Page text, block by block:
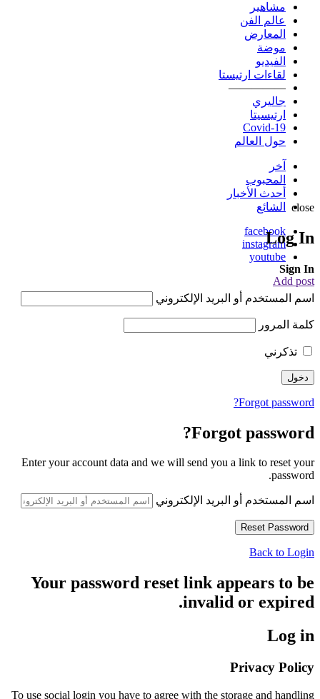
مشاهير
عالم الفن
المعارض
موضة
الفيديو
لقاءات ارتيستا
—————
جاليري
ارتيسيتا
Covid-19
حول العالم
آخر
المحبوب
أحدث الأخبار
الشائع
facebook
instagram
youtube
Add post
close
Log In
Sign In
اسم المستخدم أو البريد الإلكتروني
كلمة المرور
تذكرني
Forgot password?
Forgot password?
Enter your account data and we will send you a link to reset your
password.
اسم المستخدم أو البريد الإلكتروني
Back to Login
Your password reset link appears to be
invalid or expired.
Log in
Privacy Policy
To use social login you have to agree with the storage and handling